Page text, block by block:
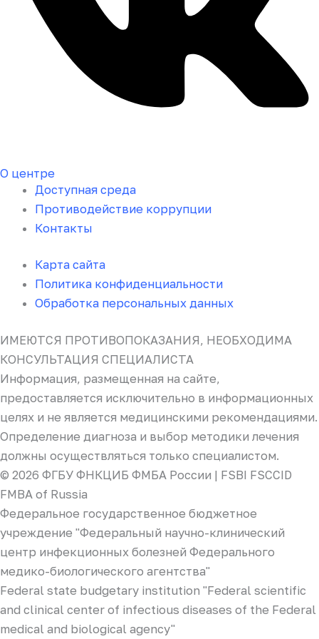
О центре
Доступная среда
Противодействие коррупции
Контакты
Карта сайта
Политика конфиденциальности
Обработка персональных данных
ИМЕЮТСЯ ПРОТИВОПОКАЗАНИЯ, НЕОБХОДИМА
КОНСУЛЬТАЦИЯ СПЕЦИАЛИСТА
Информация, размещенная на сайте,
предоставляется исключительно в информационных
целях и не является медицинскими рекомендациями.
Определение диагноза и выбор методики лечения
должны осуществляться только специалистом.
© 2026 ФГБУ ФНКЦИБ ФМБА России | FSBI FSCCID
FMBA of Russia
Федеральное государственное бюджетное
учреждение "Федеральный научно-клинический
центр инфекционных болезней Федерального
медико-биологического агентства"
Federal state budgetary institution "Federal scientific
and clinical center of infectious diseases of the Federal
medical and biological agency"